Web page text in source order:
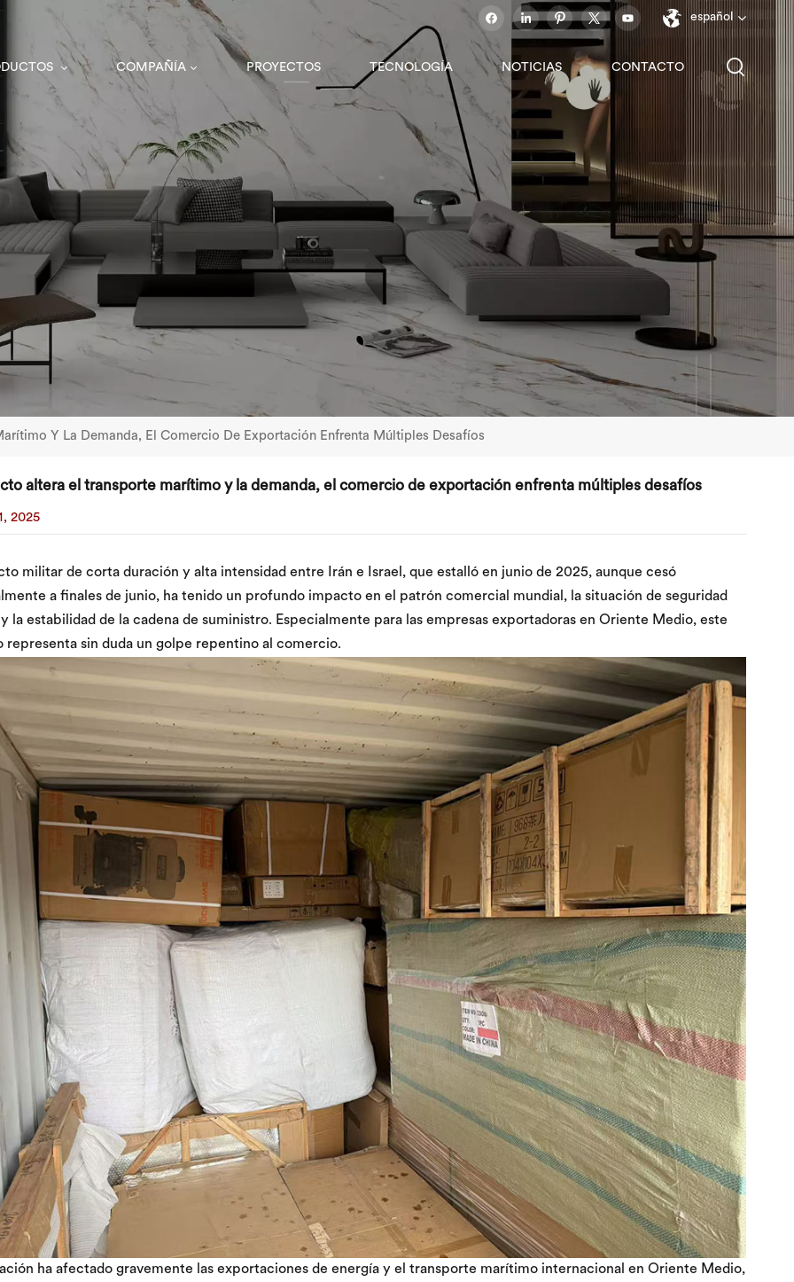
español
español
COMPAÑÍA PROYECTOS TECNOLOGÍA NOTICIAS CONTACTO
Y La Demanda, El Comercio De Exportación Enfrenta Múltiples Desafíos
altera el transporte marítimo y la demanda, el comercio de exportación enfrenta múltiples desafíos
2025
militar de corta duración y alta intensidad entre Irán e Israel, que estalló en junio de 2025, aunque cesó
a finales de junio, ha tenido un profundo impacto en el patrón comercial mundial, la situación de seguridad
la estabilidad de la cadena de suministro. Especialmente para las empresas exportadoras en Oriente Medio, este
representa sin duda un golpe repentino al comercio.
ha afectado gravemente las exportaciones de energía y el transporte marítimo internacional en Oriente Medio,